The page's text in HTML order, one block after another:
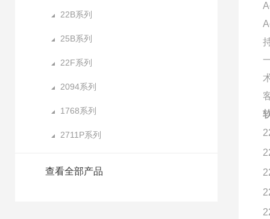
22B系列
25B系列
22F系列
2094系列
1768系列
2711P系列
查看全部产品